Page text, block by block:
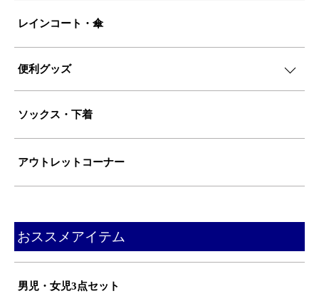
レインコート・傘
便利グッズ
ソックス・下着
アウトレットコーナー
おススメアイテム
男児・女児3点セット